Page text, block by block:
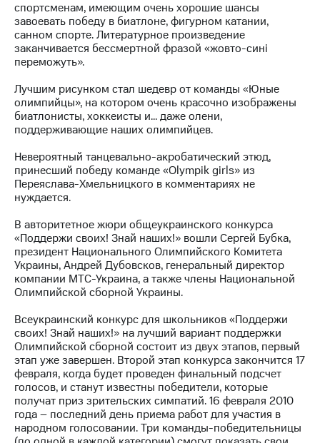
Корпоративное
управление
Корпоративный
секретарь
Раскрытие
информации
Информация
акционерам
Документы
"МТС"
Собрания
акционеров
Личный
акционера
Акционерный
капитал
Контроль
и
аудит
акций
Описание
Программа
приобретения
Порядок
выкупа
акций
Дивиденды
Рынок
спортсменам, имеющим очень хорошие шансы
завоевать победу в биатлоне, фигурном катании,
санном спорте. Литературное произведение
заканчивается бессмертной фразой «жовто-сині
переможуть».
Лучшим рисунком стал шедевр от команды «Юные
олимпийцы», на котором очень красочно изображены
биатлонисты, хоккеисты и… даже олени,
поддерживающие наших олимпийцев.
Невероятный танцевально-акробатический этюд,
принесший победу команде «Olympik girls» из
Переяслава-Хмельницкого в комментариях не
нуждается.
В авторитетное жюри общеукраинского конкурса
«Поддержи своих! Знай наших!» вошли Сергей Бубка,
президент Национального Олимпийского Комитета
Украины, Андрей Дубовсков, генеральный директор
компании МТС-Украина, а также члены Национальной
Олимпийской сборной Украины.
Всеукраинский конкурс для школьников «Поддержи
своих! Знай наших!» на лучший вариант поддержки
Олимпийской сборной состоит из двух этапов, первый
этап уже завершен. Второй этап конкурса закончится 17
февраля, когда будет проведен финальный подсчет
голосов, и станут известны победители, которые
получат приз зрительских симпатий. 16 февраля 2010
года – последний день приема работ для участия в
народном голосовании. Три команды-победительницы